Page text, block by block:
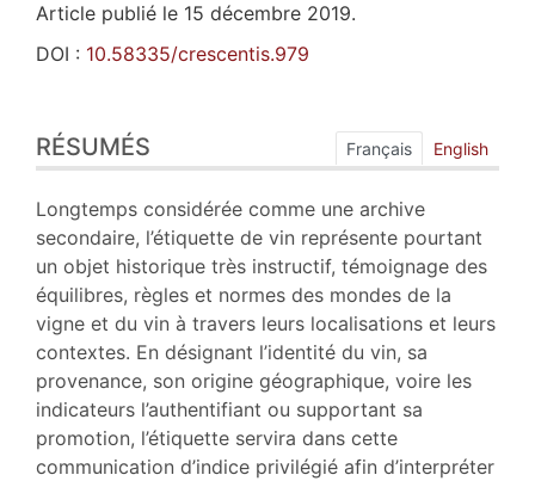
Article publié le 15 décembre 2019.
DOI : 10.58335/crescentis.979
Index
Plan
Texte
Bibliographie
Notes
Illustrations
Citer cet article
Auteur
Traducteurs
RÉSUMÉS Français English
Longtemps considérée comme une archive
secondaire, l’étiquette de vin représente pourtant
un objet historique très instructif, témoignage des
équilibres, règles et normes des mondes de la
vigne et du vin à travers leurs localisations et leurs
contextes. En désignant l’identité du vin, sa
provenance, son origine géographique, voire les
indicateurs l’authentifiant ou supportant sa
promotion, l’étiquette servira dans cette
communication d’indice privilégié afin d’interpréter